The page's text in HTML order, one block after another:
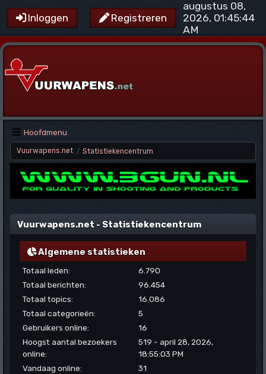
Inloggen Registreren
augustus 08,
2026, 01:45:44
AM
Hoofdmenu
Vuurwapens.net / Statistiekencentrum
Vuurwapens.net - Statistiekencentrum
Algemene statistieken
Totaal leden:
6.790
Totaal berichten:
96.454
Totaal topics:
16.086
Totaal categorieën:
5
Gebruikers online:
16
Hoogst aantal bezoekers
online:
519 - april 28, 2026,
18:55:03 PM
Vandaag online:
31